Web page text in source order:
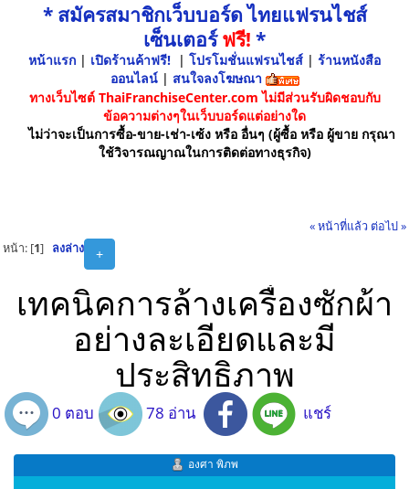
* สมัครสมาชิกเว็บบอร์ด ไทยแฟรนไชส์
เซ็นเตอร์ฟรี! *
หน้าแรก | เปิดร้านค้าฟรี! | โปรโมชั่นแฟรนไชส์ | ร้านหนังสือ
ออนไลน์ | สนใจลงโฆษณา
ทางเว็บไซต์ ThaiFranchiseCenter.com ไม่มีส่วนรับผิดชอบกับ
ข้อความต่างๆในเว็บบอร์ดแต่อย่างใด
ไม่ว่าจะเป็นการซื้อ-ขาย-เช่า-เซ้ง หรือ อื่นๆ (ผู้ซื้อ หรือ ผู้ขาย กรุณา
ใช้วิจารณญาณในการติดต่อทางธุรกิจ)
« หน้าที่แล้ว ต่อไป »
+
หน้า: [1] ลงล่าง
เทคนิคการล้างเครื่องซักผ้า
อย่างละเอียดและมี
ประสิทธิภาพ
0 ตอบ 78 อ่าน แชร์
องศา พิภพ